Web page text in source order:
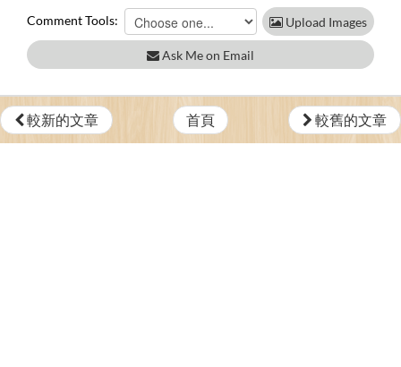
Comment Tools: Upload Images
Ask Me on Email
較新的文章 首頁 較舊的文章